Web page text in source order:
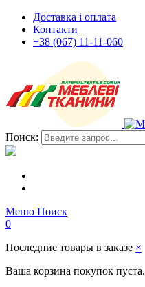
Доставка і оплата
Контакти
+38 (067) 11-11-060
Поиск:
Меню Поиск
0
Последние товары в заказе ×
Ваша корзина покупок пуста.